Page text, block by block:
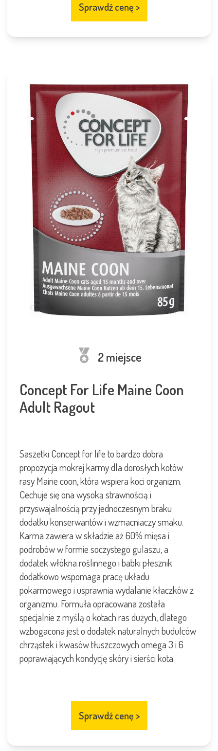
Sprawdź cenę >
2 miejsce
Concept For Life Maine Coon
Adult Ragout
Saszetki Concept for life to bardzo dobra
propozycja mokrej karmy dla dorosłych kotów
rasy Maine coon, która wspiera koci organizm.
Cechuje się ona wysoką strawnością i
przyswajalnością przy jednoczesnym braku
dodatku konserwantów i wzmacniaczy smaku.
Karma zawiera w składzie aż 60% mięsa i
podrobów w formie soczystego gulaszu, a
dodatek włókna roślinnego i babki płesznik
dodatkowo wspomaga pracę układu
pokarmowego i usprawnia wydalanie kłaczków z
organizmu. Formuła opracowana została
specjalnie z myślą o kotach ras dużych, dlatego
wzbogacona jest o dodatek naturalnych budulców
chrząstek i kwasów tłuszczowych omega 3 i 6
poprawiających kondycję skóry i sierści kota.
Sprawdź cenę >